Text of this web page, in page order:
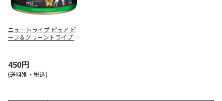
ニュートライプ ピュア ビ
ーフ＆グリーントライプ 1
450円
(送料別・税込)